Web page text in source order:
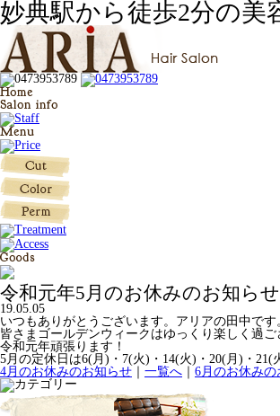
妙典駅から徒歩2分の
令和元年5月のお休みのお知らせ
19.05.05
いつもありがとうございます。アリアの田中です
皆さまゴールデンウィークはゆっくり楽しく過
令和元年頑張ります！
5月の定休日は6(月)・7(火)・14(火)・20(月)・21(
4月のお休みのお知らせ
一覧へ 6月のお休みの